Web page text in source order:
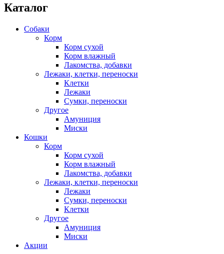
Каталог
Собаки
Корм
Корм сухой
Корм влажный
Лакомства, добавки
Лежаки, клетки, переноски
Клетки
Лежаки
Сумки, переноски
Другое
Амуниция
Миски
Кошки
Корм
Корм сухой
Корм влажный
Лакомства, добавки
Лежаки, клетки, переноски
Лежаки
Сумки, переноски
Клетки
Другое
Амуниция
Миски
Акции